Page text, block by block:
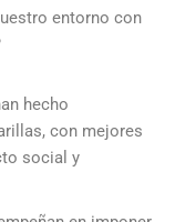
entorno con
hecho
con mejores
social y